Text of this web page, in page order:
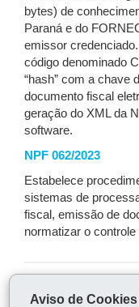
bytes) de
Paraná e do
emissor
código denominado
“hash” com a chave
documento fiscal
geração do XML da
software.
NPF 062/2023
Estabelece
sistemas de
fiscal, emissão de
normatizar o
Aviso de Cookies